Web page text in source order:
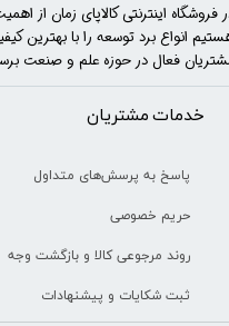
خدمات مشتریان
پاسخ به پرسش‌های متداول
حریم خصوصی
روند مرجوعی کالا و بازگشت وجه
ثبت شکایات و پیشنهادات
فروشگاه اینترنتی کالاپای زمان از
انواع برد توسعه را با​​​ بهترین
فعال در حوزه علم و صنعت